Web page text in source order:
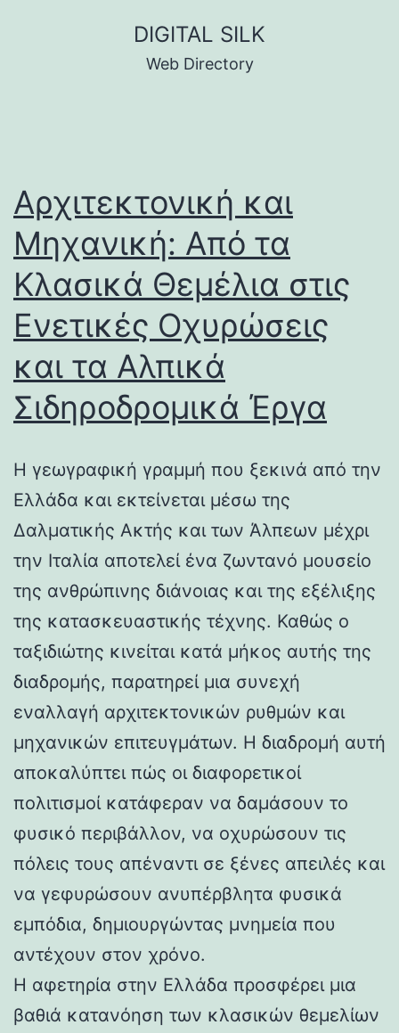
DIGITAL SILK
Web Directory
Αρχιτεκτονική και
Μηχανική: Από τα
Κλασικά Θεμέλια στις
Ενετικές Οχυρώσεις
και τα Αλπικά
Σιδηροδρομικά Έργα
Η γεωγραφική γραμμή που ξεκινά από την
Ελλάδα και εκτείνεται μέσω της
Δαλματικής Ακτής και των Άλπεων μέχρι
την Ιταλία αποτελεί ένα ζωντανό μουσείο
της ανθρώπινης διάνοιας και της εξέλιξης
της κατασκευαστικής τέχνης. Καθώς ο
ταξιδιώτης κινείται κατά μήκος αυτής της
διαδρομής, παρατηρεί μια συνεχή
εναλλαγή αρχιτεκτονικών ρυθμών και
μηχανικών επιτευγμάτων. Η διαδρομή αυτή
αποκαλύπτει πώς οι διαφορετικοί
πολιτισμοί κατάφεραν να δαμάσουν το
φυσικό περιβάλλον, να οχυρώσουν τις
πόλεις τους απέναντι σε ξένες απειλές και
να γεφυρώσουν ανυπέρβλητα φυσικά
εμπόδια, δημιουργώντας μνημεία που
αντέχουν στον χρόνο.
Η αφετηρία στην Ελλάδα προσφέρει μια
βαθιά κατανόηση των κλασικών θεμελίων